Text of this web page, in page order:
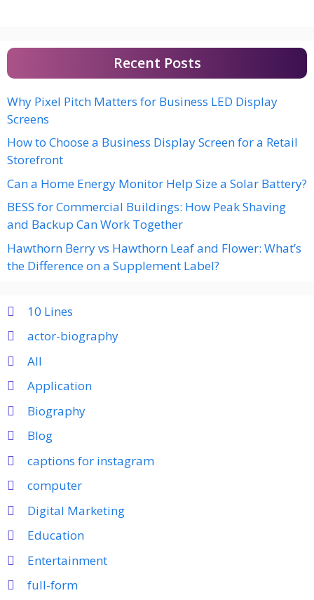
Recent Posts
Why Pixel Pitch Matters for Business LED Display
Screens
How to Choose a Business Display Screen for a Retail
Storefront
Can a Home Energy Monitor Help Size a Solar Battery?
BESS for Commercial Buildings: How Peak Shaving
and Backup Can Work Together
Hawthorn Berry vs Hawthorn Leaf and Flower: What’s
the Difference on a Supplement Label?
10 Lines
actor-biography
All
Application
Biography
Blog
captions for instagram
computer
Digital Marketing
Education
Entertainment
full-form